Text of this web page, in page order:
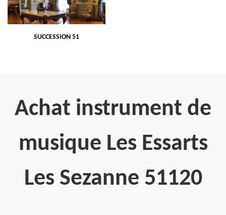
SUCCESSION 51
Achat instrument de
musique Les Essarts
Les Sezanne 51120